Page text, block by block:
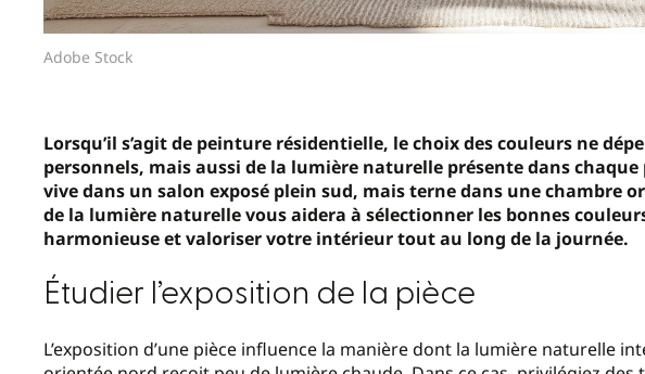
Adobe Stock
Lorsqu’il s’agit de peinture résidentielle, le choix des couleurs ne
personnels, mais aussi de la lumière naturelle présente dans
vive dans un salon exposé plein sud, mais terne dans une chambre
de la lumière naturelle vous aidera à sélectionner les bonnes
harmonieuse et valoriser votre intérieur tout au long de la journée.
Étudier l’exposition de la pièce
L’exposition d’une pièce influence la manière dont la lumière naturelle